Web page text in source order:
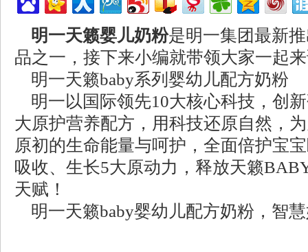
明一天籁婴儿奶粉是明一集团最新
品之一，接下来小编就带领大家一起
明一天籁baby系列婴幼儿配方奶粉
明一以国际领先10大核心科技，创
大原护营养配方，用科技还原自然，
原初的生命能量与呵护，全面倍护宝
吸收、生长5大原动力，释放天籁
天赋！
明一天籁baby婴幼儿配方奶粉，智